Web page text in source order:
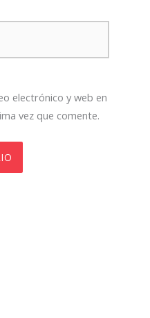
electrónico y web en
vez que comente.